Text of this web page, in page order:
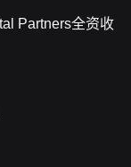
Partners全资收